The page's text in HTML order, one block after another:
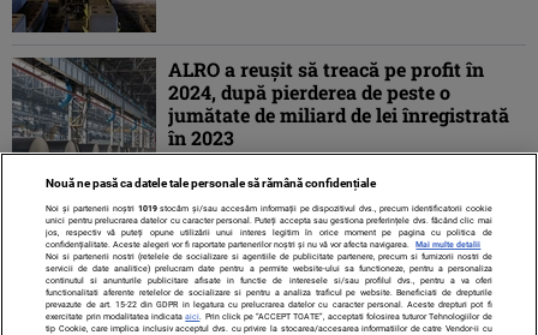
ALRO a reușit să treacă pe profit în
2024, după pierderea de peste o
jumătate de miliard de lei înregistrată
în 2023
Nouă ne pasă ca datele tale personale să rămână confidențiale
Noi și partenerii noștri 1019stocăm și/sau accesăm informații pe dispozitivul dvs., precum identificatorii cookie
unici pentru prelucrarea datelor cu caracter personal. Puteți accepta sau gestiona preferințele dvs. făcând clic mai
jos, respectiv vă puteți opune utilizării unui interes legitim în orice moment pe pagina cu politica de
confidențialitate. Aceste alegeri vor fi raportate partenerilor noștri și nu vă vor afecta navigarea.
Mai multe detalii
Noi si partenerii nostri (retelele de socializare si agentiile de publicitate partenere, precum si furnizorii nostri de
servicii de date analitice) prelucram date pentru a permite website-ului sa functioneze, pentru a personaliza
continutul si anunturile publicitare afisate in functie de interesele si/sau profilul dvs., pentru a va oferi
functionalitati aferente retelelor de socializare si pentru a analiza traficul pe website. Beneficiati de drepturile
prevazute de art. 15-22 din GDPR in legatura cu prelucrarea datelor cu caracter personal. Aceste drepturi pot fi
exercitate prin modalitatea indicataaici . Prin click pe “ACCEPT TOATE”, acceptati folosirea tuturor Tehnologiilor de
tip Cookie, care implica inclusiv acceptul dvs. cu privire la stocarea/accesarea informatiilor de catre Vendor-ii cu